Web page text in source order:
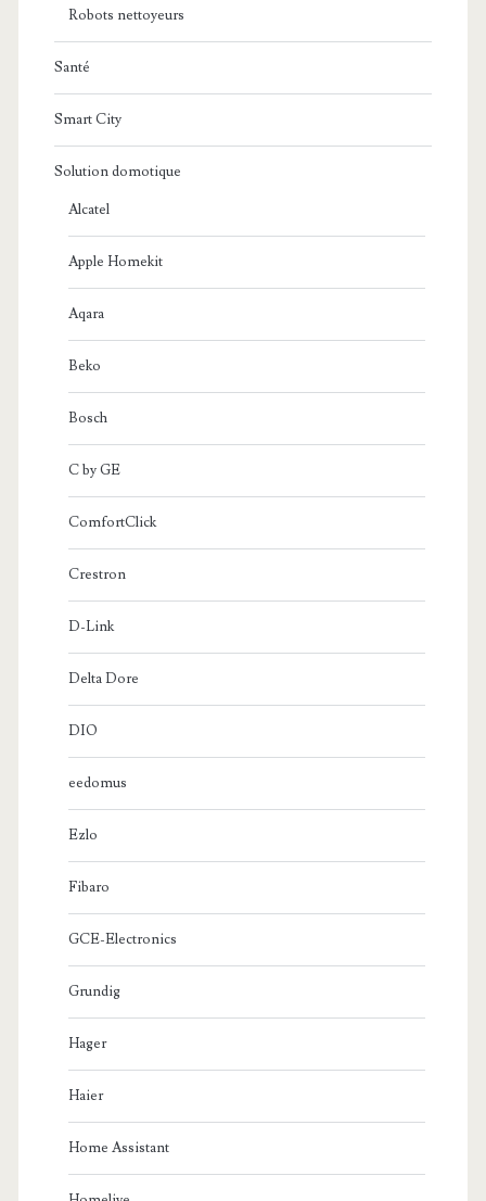
Robots nettoyeurs
Santé
Smart City
Solution domotique
Alcatel
Apple Homekit
Aqara
Beko
Bosch
C by GE
ComfortClick
Crestron
D-Link
Delta Dore
DIO
eedomus
Ezlo
Fibaro
GCE-Electronics
Grundig
Hager
Haier
Home Assistant